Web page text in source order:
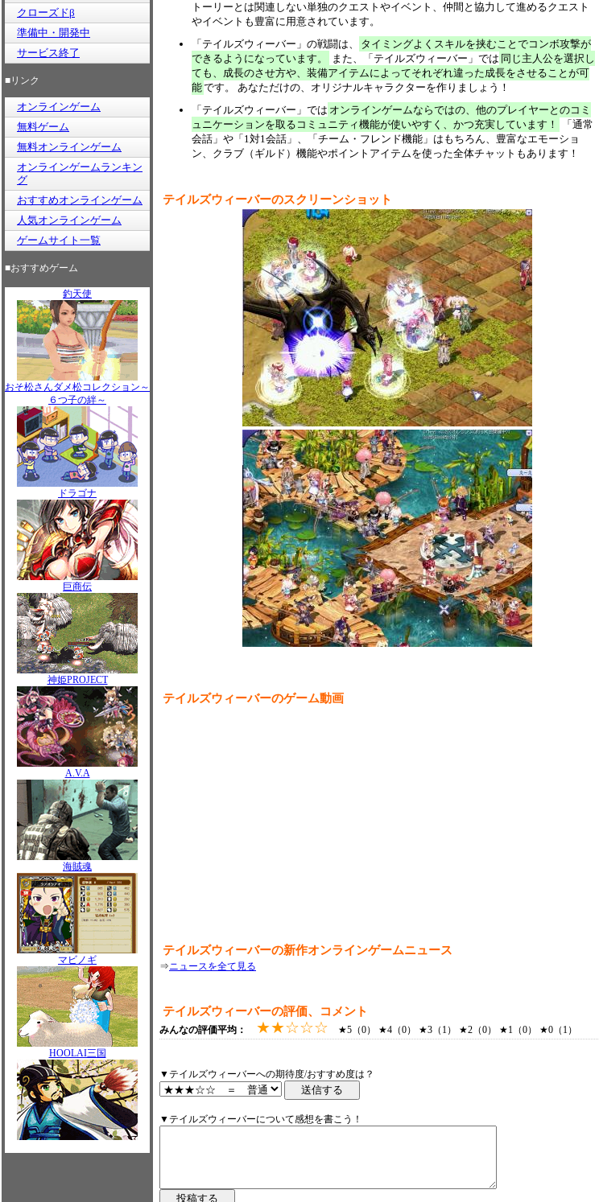
クローズドβ
準備中・開発中
サービス終了
■リンク
オンラインゲーム
無料ゲーム
無料オンラインゲーム
オンラインゲームランキン
グ
おすすめオンラインゲーム
人気オンラインゲーム
ゲームサイト一覧
■おすすめゲーム
釣天使
おそ松さんダメ松コレクション～
６つ子の絆～
ドラゴナ
巨商伝
神姫PROJECT
A.V.A
海賊魂
マビノギ
HOOLAI三国
トーリーとは関連しない単独のクエストやイベント、仲間と協力して進めるクエスト
やイベントも豊富に用意されています。
「テイルズウィーバー」の戦闘は、
タイミングよくスキルを挟むことでコンボ攻撃が
できるようになっています。
また、「テイルズウィーバー」では 同じ主人公を選択し
ても、成長のさせ方や、装備アイテムによってそれぞれ違った成長をさせることが可
能です。 あなただけの、オリジナルキャラクターを作りましょう！
「テイルズウィーバー」では オンラインゲームならではの、他のプレイヤーとのコミ
ュニケーションを取るコミュニティ機能が使いやすく、かつ充実しています！
「通常
会話」や「1対1会話」、「チーム・フレンド機能」はもちろん、豊富なエモーショ
ン、クラブ（ギルド）機能やポイントアイテムを使った全体チャットもあります！
テイルズウィーバーのスクリーンショット
テイルズウィーバーのゲーム動画
テイルズウィーバーの新作オンラインゲームニュース
⇒ニュースを全て見る
テイルズウィーバーの評価、コメント
みんなの評価平均： ★★☆☆☆ ★5（0） ★4（0） ★3（1） ★2（0） ★1（0） ★0（1）
▼テイルズウィーバーへの期待度/おすすめ度は？
▼テイルズウィーバーについて感想を書こう！